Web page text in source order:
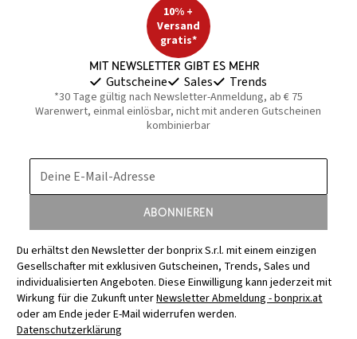
10% +
Versand
gratis*
Mit Newsletter gibt es mehr
Gutscheine Sales Trends
*30 Tage gültig nach Newsletter-Anmeldung, ab € 75
Warenwert, einmal einlösbar, nicht mit anderen Gutscheinen
kombinierbar
Deine E-Mail-Adresse
Abonnieren
Du erhältst den Newsletter der bonprix S.r.l. mit einem einzigen
Gesellschafter mit exklusiven Gutscheinen, Trends, Sales und
individualisierten Angeboten. Diese Einwilligung kann jederzeit mit
Wirkung für die Zukunft unterNewsletter Abmeldung - bonprix.at
oder am Ende jeder E-Mail widerrufen werden.
Datenschutzerklärung